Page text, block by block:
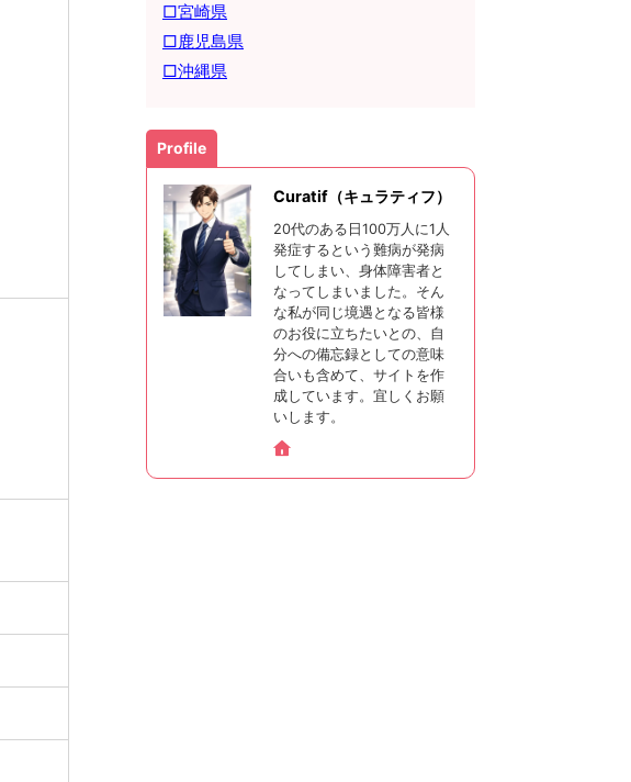
□宮崎県
□鹿児島県
□沖縄県
Profile
Curatif（キュラティフ）
20代のある日100万人に1人
発症するという難病が発病
してしまい、身体障害者と
なってしまいました。そん
な私が同じ境遇となる皆様
のお役に立ちたいとの、自
分への備忘録としての意味
合いも含めて、サイトを作
成しています。宜しくお願
いします。